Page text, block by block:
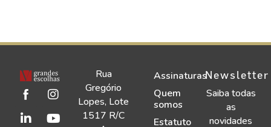
Rua
Gregório
Lopes, Lote
1517 R/C
Assinaturas
Quem
somos
Estatuto
Newsletter
Saiba todas
as
novidades